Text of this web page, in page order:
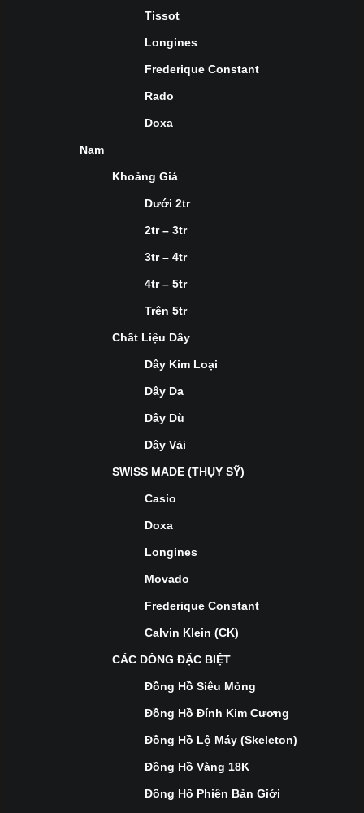
Tissot
Longines
Frederique Constant
Rado
Doxa
Nam
Khoảng Giá
Dưới 2tr
2tr – 3tr
3tr – 4tr
4tr – 5tr
Trên 5tr
Chất Liệu Dây
Dây Kim Loại
Dây Da
Dây Dù
Dây Vải
SWISS MADE (THỤY SỸ)
Casio
Doxa
Longines
Movado
Frederique Constant
Calvin Klein (CK)
CÁC DÒNG ĐẶC BIỆT
Đồng Hồ Siêu Mỏng
Đồng Hồ Đính Kim Cương
Đồng Hồ Lộ Máy (Skeleton)
Đồng Hồ Vàng 18K
Đồng Hồ Phiên Bản Giới